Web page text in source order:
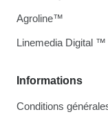
Informations
Conditions
Agroline™
Linemedia Digital ™